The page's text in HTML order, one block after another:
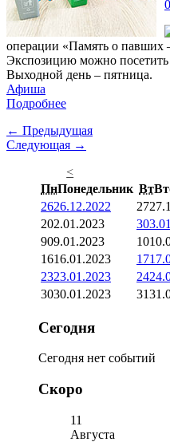
операции «Память о павших
Экспозицию можно посетить
Выходной день – пятница.
Афиша
Подробнее
← Предыдущая
Следующая →
<
ПнПонедельник Вт
2626.12.2022 27
202.01.2023 3
909.01.2023 10
1616.01.2023 17
2323.01.2023 24
3030.01.2023 31
Сегодня
Сегодня нет событий
Скоро
11
Августа